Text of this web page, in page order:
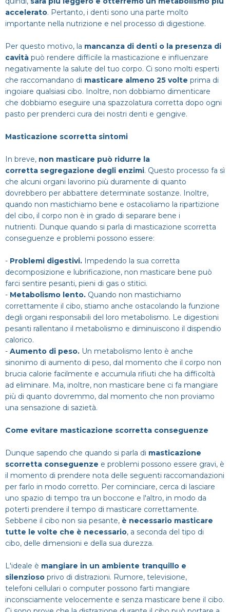
accelerato. Pertanto, i denti sono una parte molto
importante nella nutrizione e nel processo di digestione.
Per questo motivo, la mancanza di denti o la presenza di
cavità può rendere difficile la masticazione e influenzare
negativamente la salute del tuo corpo. Ci sono molti esperti
che raccomandano di masticare almeno 25 volte prima di
ingoiare qualsiasi cibo. Inoltre, non dobbiamo dimenticare
che dobbiamo eseguire una spazzolatura corretta dopo ogni
pasto per prenderci cura dei nostri denti e gengive.
Masticazione scorretta sintomi
In breve, non masticare può ridurre la
corretta segregazione degli enzimi. Questo processo fa sì
che alcuni organi lavorino più duramente di quanto
dovrebbero per abbattere determinate sostanze. Inoltre,
quando non mastichiamo bene e ostacoliamo la ripartizione
del cibo, il corpo non è in grado di separare bene i
nutrienti. Dunque quando si parla di masticazione scorretta
conseguenze e problemi possono essere:
- Problemi digestivi. Impedendo la sua corretta
decomposizione e lubrificazione, non masticare bene può
farci sentire pesanti, pieni di gas o stitici.
- Metabolismo lento. Quando non mastichiamo
correttamente il cibo, stiamo anche ostacolando la funzione
degli organi responsabili del loro metabolismo. Le digestioni
pesanti rallentano il metabolismo e diminuiscono il dispendio
calorico.
- Aumento di peso. Un metabolismo lento è anche
sinonimo di aumento di peso, dal momento che il corpo non
brucia calorie facilmente e accumula rifiuti che ha difficoltà
ad eliminare. Ma, inoltre, non masticare bene ci fa mangiare
più di quanto dovremmo, dal momento che non proviamo
una sensazione di sazietà.
Come evitare masticazione scorretta conseguenze
Dunque sapendo che quando si parla di masticazione
scorretta conseguenze e problemi possono essere gravi, è
il momento di prendere nota delle seguenti raccomandazioni
per farlo in modo corretto. Per cominciare, cerca di lasciare
uno spazio di tempo tra un boccone e l'altro, in modo da
poterti prendere il tempo di masticare correttamente.
Sebbene il cibo non sia pesante, è necessario masticare
tutte le volte che è necessario, a seconda del tipo di
cibo, delle dimensioni e della sua durezza.
L'ideale è mangiare in un ambiente tranquillo e
silenzioso privo di distrazioni. Rumore, televisione,
telefoni cellulari o computer possono farti mangiare
inconsciamente velocemente e senza masticare bene il cibo.